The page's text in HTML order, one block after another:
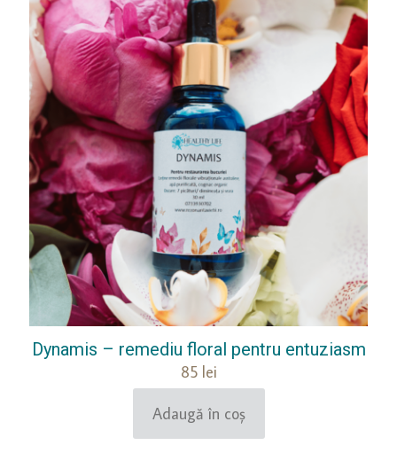
Dynamis – remediu floral pentru entuziasm
85 lei
Adaugă în coș